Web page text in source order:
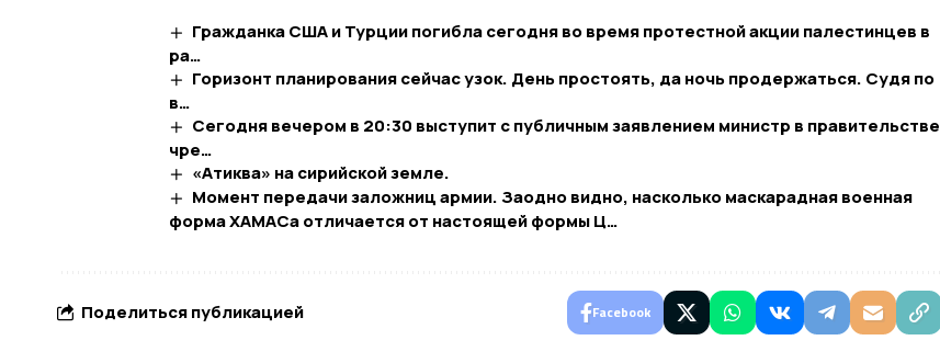
Гражданка США и Турции погибла сегодня во время протестной акции палестинцев в
ра…
Горизонт планирования сейчас узок. День простоять, да ночь продержаться. Судя по
в…
Сегодня вечером в 20:30 выступит с публичным заявлением министр в правительстве
чре…
«Атиква» на сирийской земле.
Момент передачи заложниц армии. Заодно видно, насколько маскарадная военная
форма ХАМАСа отличается от настоящей формы Ц…
Поделиться публикацией Facebook